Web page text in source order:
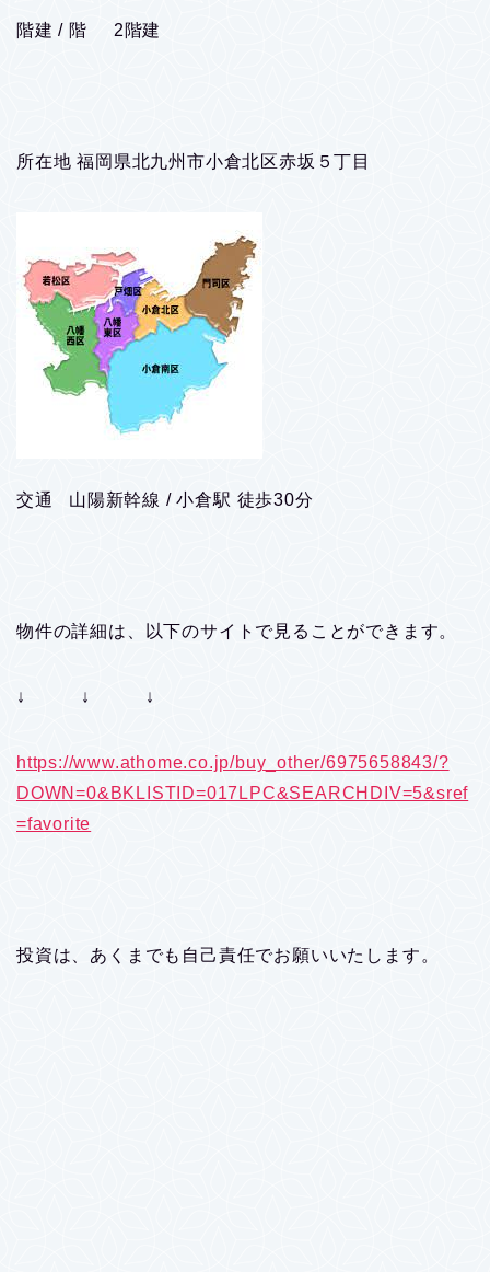
階建 / 階 2階建
所在地 福岡県北九州市小倉北区赤坂５丁目
交通 山陽新幹線 / 小倉駅 徒歩30分
物件の詳細は、以下のサイトで見ることができます。
↓ ↓ ↓
https://www.athome.co.jp/buy_other/6975658843/?
DOWN=0&BKLISTID=017LPC&SEARCHDIV=5&sref
=favorite
投資は、あくまでも自己責任でお願いいたします。